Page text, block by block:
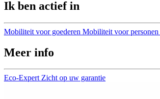
Ik ben actief in
Mobiliteit voor goederen Mobiliteit voor personen
Meer info
Eco-Expert Zicht op uw garantie